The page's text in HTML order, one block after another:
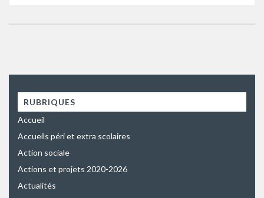
RUBRIQUES
Accueil
Accueils péri et extra scolaires
Action sociale
Actions et projets 2020-2026
Actualités